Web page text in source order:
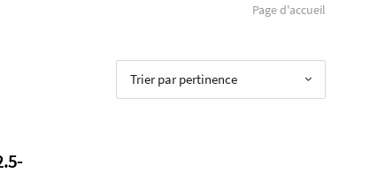
Page d'accueil
Trier par pertinence